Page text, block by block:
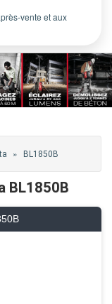
vente et aux
» BL1850B
BL1850B